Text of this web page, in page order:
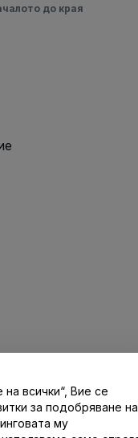
до края
се с нас
всички“, Вие се
за подобряване на
му